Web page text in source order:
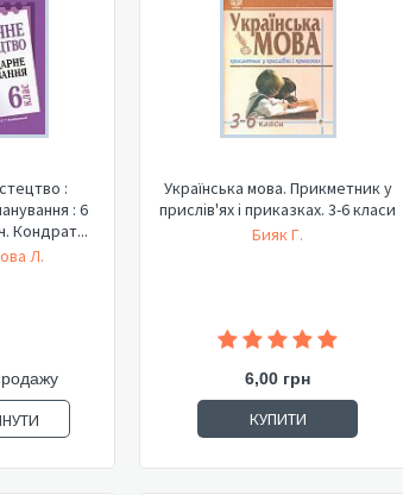
:
: 6
Кондрат...
Л.
Українська мова. Прикметник у
прислів'ях і приказках. 3-6 класи
Бияк Г.
6,00 грн
КУПИТИ